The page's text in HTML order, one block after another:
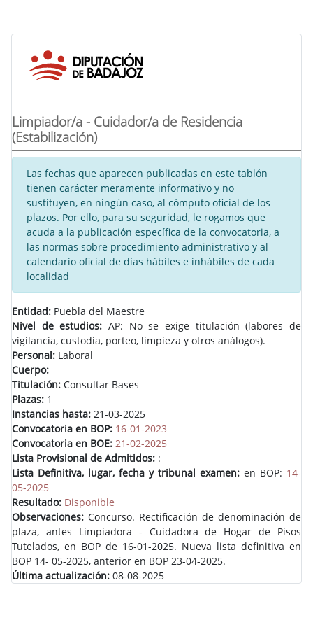
Limpiador/a - Cuidador/a de Residencia
(Estabilización)
Las fechas que aparecen publicadas en este tablón
tienen carácter meramente informativo y no
sustituyen, en ningún caso, al cómputo oficial de los
plazos. Por ello, para su seguridad, le rogamos que
acuda a la publicación específica de la convocatoria, a
las normas sobre procedimiento administrativo y al
calendario oficial de días hábiles e inhábiles de cada
localidad
Entidad: Puebla del Maestre
Nivel de estudios: AP: No se exige titulación (labores de
vigilancia, custodia, porteo, limpieza y otros análogos).
Personal: Laboral
Cuerpo:
Titulación: Consultar Bases
Plazas: 1
Instancias hasta: 21-03-2025
Convocatoria en BOP: 16-01-2023
Convocatoria en BOE: 21-02-2025
Lista Provisional de Admitidos: :
Lista Definitiva, lugar, fecha y tribunal examen: en BOP: 14-
05-2025
Resultado: Disponible
Observaciones: Concurso. Rectificación de denominación de
plaza, antes Limpiadora - Cuidadora de Hogar de Pisos
Tutelados, en BOP de 16-01-2025. Nueva lista definitiva en
BOP 14- 05-2025, anterior en BOP 23-04-2025.
Última actualización: 08-08-2025